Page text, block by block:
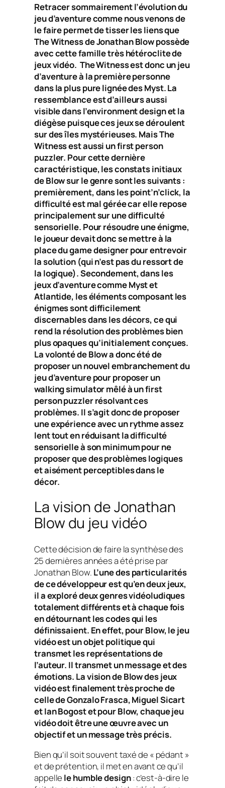
Retracer sommairement l’évolution du
jeu d’aventure comme nous venons de
le faire permet de tisser les liens que
The Witness de Jonathan Blow possède
avec cette famille très hétéroclite de
jeux vidéo. The Witness est donc un jeu
d’aventure à la première personne
dans la plus pure lignée des Myst. La
ressemblance est d’ailleurs aussi
visible dans l’environment design et la
diégèse puisque ces jeux se déroulent
sur des îles mystérieuses. Mais The
Witness est aussi un first person
puzzler. Pour cette dernière
caractéristique, les constats initiaux
de Blow sur le genre sont les suivants :
premièrement, dans les point’n’click, la
difficulté est mal gérée car elle repose
principalement sur une difficulté
sensorielle. Pour résoudre une énigme,
le joueur devait donc se mettre à la
place du game designer pour entrevoir
la solution (qui n’est pas du ressort de
la logique). Secondement, dans les
jeux d’aventure comme Myst et
Atlantide, les éléments composant les
énigmes sont difficilement
discernables dans les décors, ce qui
rend la résolution des problèmes bien
plus opaques qu’initialement conçues.
La volonté de Blow a donc été de
proposer un nouvel embranchement du
jeu d’aventure pour proposer un
walking simulator mêlé à un first
person puzzler résolvant ces
problèmes. Il s’agit donc de proposer
une expérience avec un rythme assez
lent tout en réduisant la difficulté
sensorielle à son minimum pour ne
proposer que des problèmes logiques
et aisément perceptibles dans le
décor.
La vision de Jonathan
Blow du jeu vidéo
Cette décision de faire la synthèse des
25 dernières années a été prise par
Jonathan Blow. L’une des particularités
de ce développeur est qu’en deux jeux,
il a exploré deux genres vidéoludiques
totalement différents et à chaque fois
en détournant les codes qui les
définissaient. En effet, pour Blow, le jeu
vidéo est un objet politique qui
transmet les représentations de
l’auteur. Il transmet un message et des
émotions. La vision de Blow des jeux
vidéo est finalement très proche de
celle de Gonzalo Frasca, Miguel Sicart
et Ian Bogost et pour Blow, chaque jeu
vidéo doit être une œuvre avec un
objectif et un message très précis.
Bien qu’il soit souvent taxé de « pédant »
et de prétention, il met en avant ce qu’il
appelle le humble design: c’est-à-dire le